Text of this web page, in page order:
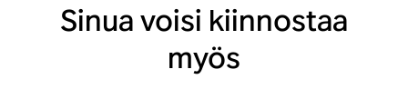
Sinua voisi kiinnostaa
myös